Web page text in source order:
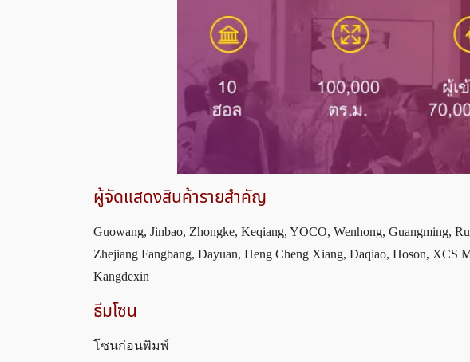
ผู้จัดแสดงสินค้ารายสำคัญ
Guowang, Jinbao, Zhongke, Keqiang, YOCO, Wenhong, Guangming,
Zhejiang Fangbang, Dayuan, Heng Cheng Xiang, Daqiao, Hoson, XCS
Kangdexin
ธีมโซน
โซนก่อนพิมพ์